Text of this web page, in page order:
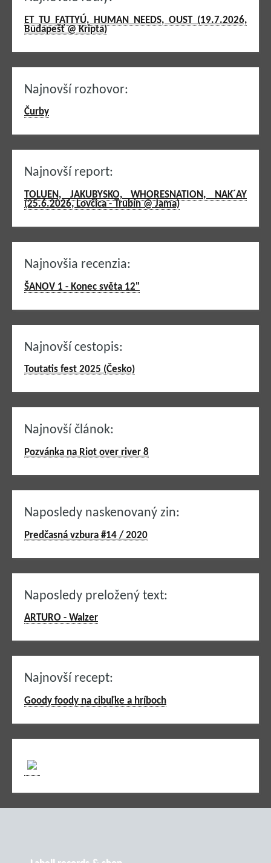
ET TU FATTYÚ, HUMAN NEEDS, OUST (19.7.2026,
Budapešť @ Kripta)
Najnovší rozhovor:
Čurby
Najnovší report:
TOLUEN, JAKUBYSKO, WHORESNATION, NAK´AY
(25.6.2026, Lovčica - Trubín @ Jama)
Najnovšia recenzia:
ŠANOV 1 - Konec světa 12"
Najnovší cestopis:
Toutatis fest 2025 (Česko)
Najnovší článok:
Pozvánka na Riot over river 8
Naposledy naskenovaný zin:
Predčasná vzbura #14 / 2020
Naposledy preložený text:
ARTURO - Walzer
Najnovší recept:
Goody foody na cibuľke a hríboch